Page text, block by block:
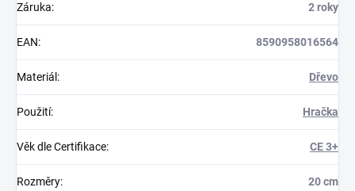
Záruka: 2 roky
EAN: 8590958016564
Materiál : Dřevo
Použití: Hračka
Věk dle Certifikace: CE 3+
Rozměry: 20 cm